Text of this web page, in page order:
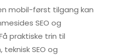
mobil-først tilgang kan
SEO og
praktiske trin til
SEO og